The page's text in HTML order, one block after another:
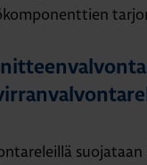
suojataan